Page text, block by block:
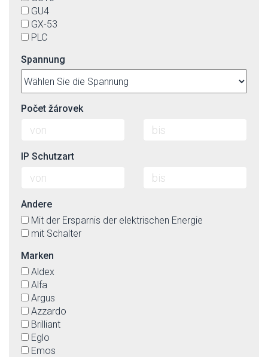
schwarz
schwarz-matt
silber
titan
transparent
türkis
violett
weiß-matt
GU4
GX-53
PLC
Spannung
Počet žárovek
IP Schutzart
Andere
Mit der Ersparnis der elektrischen Energie
mit Schalter
Marken
Aldex
Alfa
Argus
Azzardo
Brilliant
Eglo
Emos